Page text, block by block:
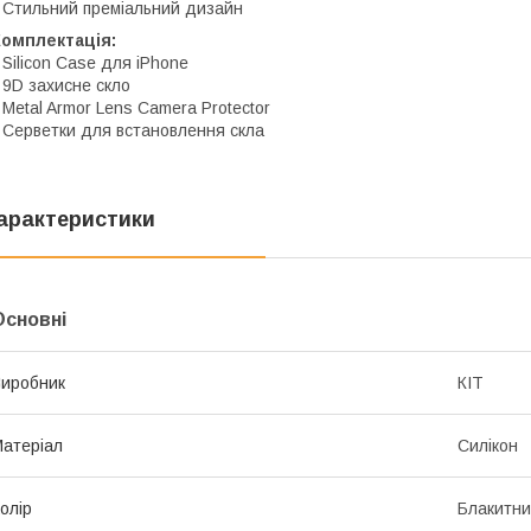
Стильний преміальний дизайн
Silicon Case для iPhone
9D захисне скло
Metal Armor Lens Camera Protector
Серветки для встановлення скла
КІТ
Силікон